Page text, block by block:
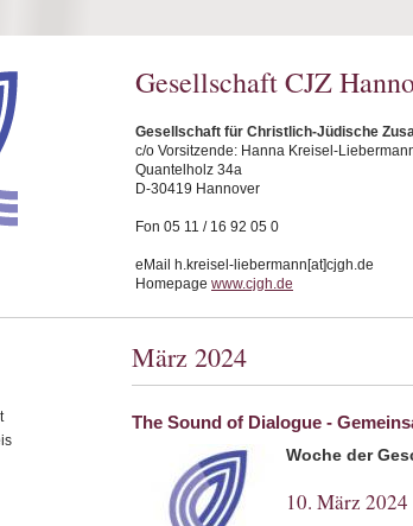
Gesellschaft CJZ
Gesellschaft für Christlich-Jüdische
c/o Vorsitzende: Hanna Kreisel-
Quantelholz 34a
D-30419 Hannover
Fon 05 11 / 16 92 05 0
eMail h.kreisel-liebermann[at]cjgh.de
Homepage www.cjgh.de
März 2024
The Sound of Dialogue -
Woche der
10. März 2024